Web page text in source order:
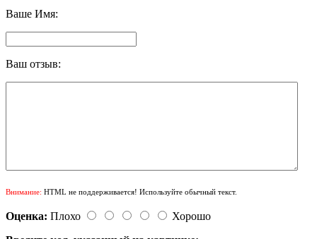
Ваше Имя:
Ваш отзыв:
Внимание: HTML не поддерживается! Используйте обычный текст.
Оценка: Плохо
Хорошо